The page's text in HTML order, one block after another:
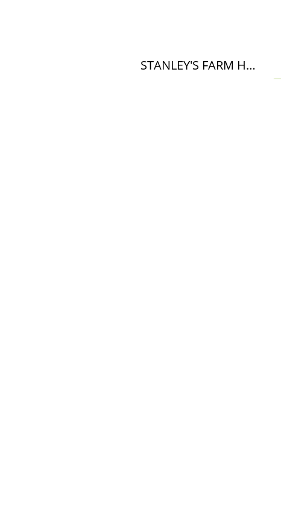
STANLEY'S FARM HOME